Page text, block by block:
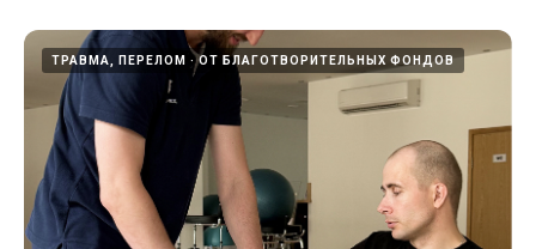
ТРАВМА, ПЕРЕЛОМ ОТ БЛАГОТВОРИТЕЛЬНЫХ ФОНДОВ